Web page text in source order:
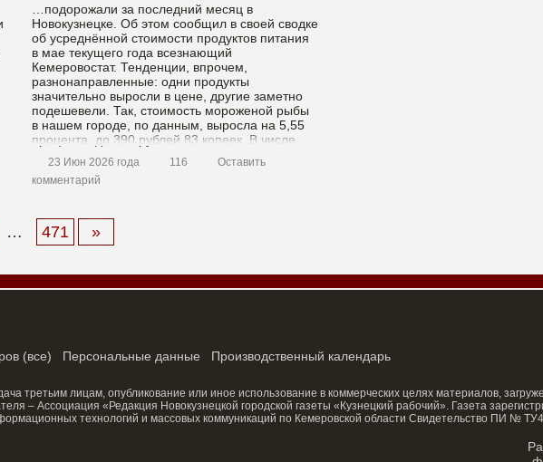
…подорожали за последний месяц в
Новокузнецке. Об этом сообщил в своей сводке
об усреднённой стоимости продуктов питания
в мае текущего года всезнающий
Кемеровостат. Тенденции, впрочем,
разнонаправленные: одни продукты
значительно выросли в цене, другие заметно
подешевели. Так, стоимость мороженой рыбы
в нашем городе, по данным, выросла на 5,55
процента, до 390 рублей 83 копеек. В числе
23 Июн 2026 года 116
Оставить
комментарий
… 471 »
(все) Персональные данные Производственный календарь
третьим лицам, опубликование или иное использование в коммерческих целях материалов,
– Ассоциация «Редакция Новокузнецкой городской газеты «Кузнецкий рабочий». Газета
технологий и массовых коммуникаций по Кемеровской области Свидетельство ПИ №